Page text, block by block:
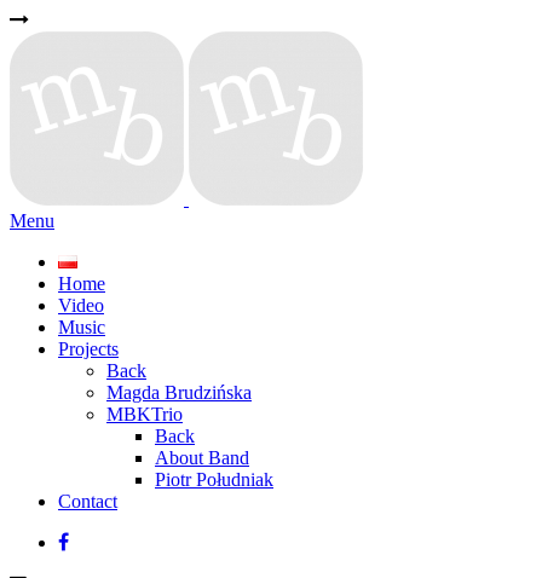
Menu
Home
Video
Music
Projects
Back
Magda Brudzińska
MBKTrio
Back
About Band
Piotr Południak
Contact